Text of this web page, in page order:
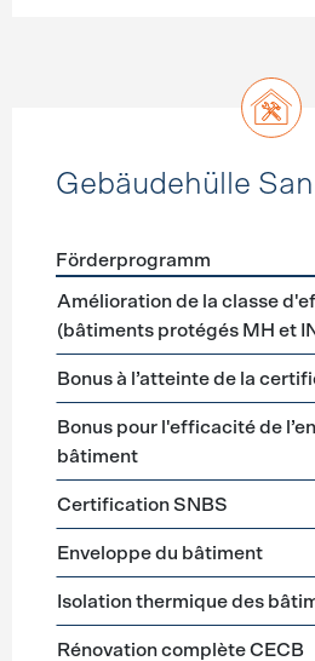
Gebäudehülle
Förderprogramme
Förderprogramm
Amélioration de la classe
(bâtiments protégés MH et
Bonus à l’atteinte de la
Bonus pour l'efficacité de
bâtiment
Certification SNBS
Enveloppe du bâtiment
Isolation thermique des
Rénovation complète CECB